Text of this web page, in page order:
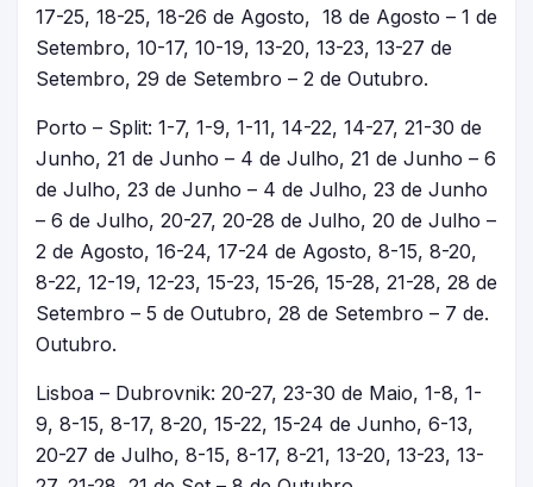
17-25, 18-25, 18-26 de Agosto, 18 de Agosto – 1 de
Setembro, 10-17, 10-19, 13-20, 13-23, 13-27 de
Setembro, 29 de Setembro – 2 de Outubro.
Porto – Split: 1-7, 1-9, 1-11, 14-22, 14-27, 21-30 de
Junho, 21 de Junho – 4 de Julho, 21 de Junho – 6
de Julho, 23 de Junho – 4 de Julho, 23 de Junho
– 6 de Julho, 20-27, 20-28 de Julho, 20 de Julho –
2 de Agosto, 16-24, 17-24 de Agosto, 8-15, 8-20,
8-22, 12-19, 12-23, 15-23, 15-26, 15-28, 21-28, 28 de
Setembro – 5 de Outubro, 28 de Setembro – 7 de.
Outubro.
Lisboa – Dubrovnik: 20-27, 23-30 de Maio, 1-8, 1-
9, 8-15, 8-17, 8-20, 15-22, 15-24 de Junho, 6-13,
20-27 de Julho, 8-15, 8-17, 8-21, 13-20, 13-23, 13-